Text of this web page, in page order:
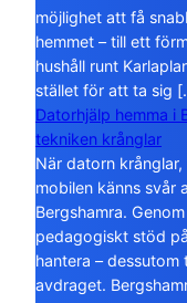
möjlighet att få
hemmet – till ett
hushåll runt
stället för att ta sig
Datorhjälp hemma i
tekniken krånglar
När datorn
mobilen känns svår
Bergshamra.
pedagogiskt stöd
hantera –
avdraget.